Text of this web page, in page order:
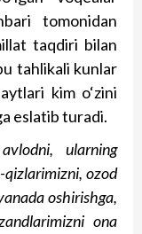
tomonidan
taqdiri bilan
tahlikali kunlar
kim o‘zini
eslatib turadi.
ularning
qizlarimizni, ozod
oshirishga,
ona